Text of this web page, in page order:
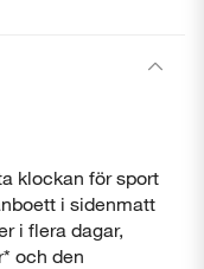
klockan för sport
i sidenmatt
i flera dagar,
och den